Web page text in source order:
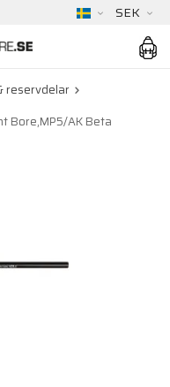
SEK
reservdelar
Bore,MP5/AK Beta